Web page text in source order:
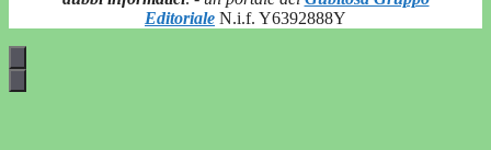
Editoriale N.i.f. Y6392888Y